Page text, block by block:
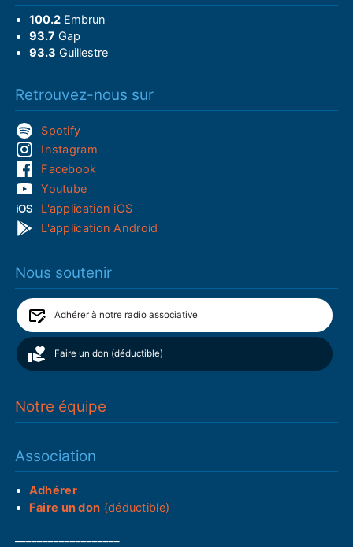
100.2Embrun
93.7 Gap
93.3 Guillestre
Retrouvez-nous sur
Spotify
Instagram
Facebook
Youtube
L'application iOS
L'application Android
Nous soutenir
Adhérer à notre radio associative
Faire un don (déductible)
Notre équipe
Association
Adhérer
Faire un don (déductible)